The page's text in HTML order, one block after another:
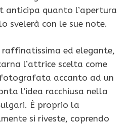
anticipa quanto l’apertura
svelerà con le sue note.
raffinatissima ed elegante,
l’attrice scelta come
accanto ad un
l’idea racchiusa nella
È proprio la
si riveste, coprendo